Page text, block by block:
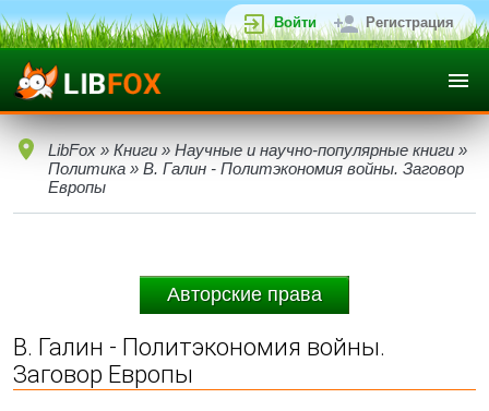
Войти Регистрация
LibFox » Книги » Научные и научно-популярные книги »
Политика » В. Галин - Политэкономия войны. Заговор
Европы
Авторские права
В. Галин - Политэкономия войны.
Заговор Европы